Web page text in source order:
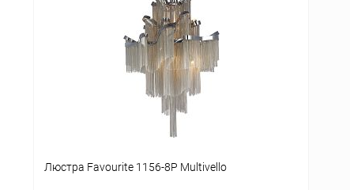
Люстра Favourite 1156-8P Multivello